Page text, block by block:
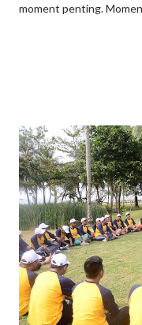
moment penting.
agenda Gala Dinner.
kegiatan makan malam
menjadi pilihan terbaik
dengan tujuan masing –
untuk merayakan suatu
perusahan dan
diadakannya di sebuah
dinner pastinya semua
acara yang istimewa
malam har...